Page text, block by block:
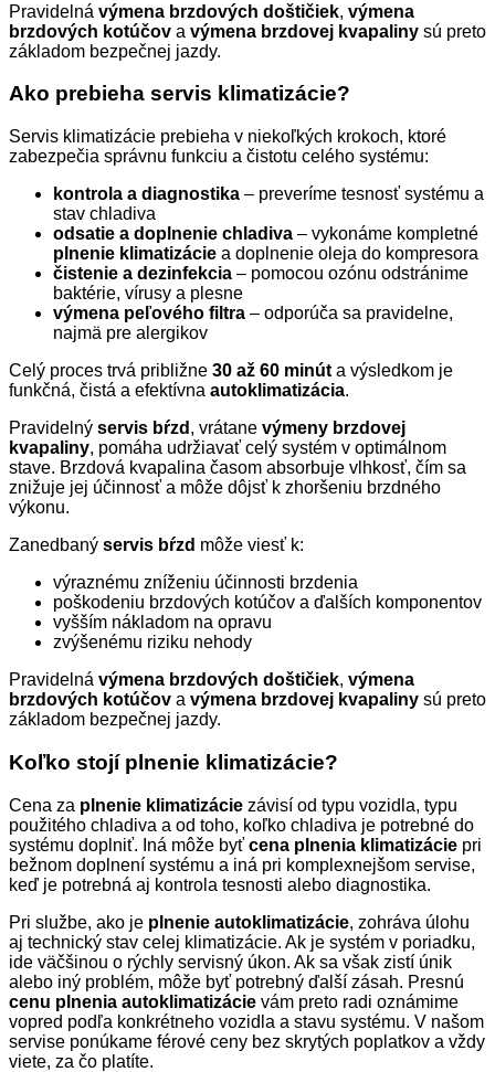
Pravidelná výmena brzdových doštičiek, výmena
brzdových kotúčov a výmena brzdovej kvapaliny sú preto
základom bezpečnej jazdy.
Ako prebieha servis klimatizácie?
Servis klimatizácie prebieha v niekoľkých krokoch, ktoré
zabezpečia správnu funkciu a čistotu celého systému:
kontrola a diagnostika – preveríme tesnosť systému a
stav chladiva
odsatie a doplnenie chladiva – vykonáme kompletné
plnenie klimatizácie a doplnenie oleja do kompresora
čistenie a dezinfekcia – pomocou ozónu odstránime
baktérie, vírusy a plesne
výmena peľového filtra – odporúča sa pravidelne,
najmä pre alergikov
Celý proces trvá približne 30 až 60 minút a výsledkom je
funkčná, čistá a efektívna autoklimatizácia.
Pravidelný servis bŕzd , vrátane výmeny brzdovej
kvapaliny, pomáha udržiavať celý systém v optimálnom
stave. Brzdová kvapalina časom absorbuje vlhkosť, čím sa
znižuje jej účinnosť a môže dôjsť k zhoršeniu brzdného
výkonu.
Zanedbaný servis bŕzd môže viesť k:
výraznému zníženiu účinnosti brzdenia
poškodeniu brzdových kotúčov a ďalších komponentov
vyšším nákladom na opravu
zvýšenému riziku nehody
Pravidelná výmena brzdových doštičiek, výmena
brzdových kotúčov a výmena brzdovej kvapaliny sú preto
základom bezpečnej jazdy.
Koľko stojí plnenie klimatizácie?
Cena za plnenie klimatizácie závisí od typu vozidla, typu
použitého chladiva a od toho, koľko chladiva je potrebné do
systému doplniť. Iná môže byť cena plnenia klimatizácie pri
bežnom doplnení systému a iná pri komplexnejšom servise,
keď je potrebná aj kontrola tesnosti alebo diagnostika.
Pri službe, ako je plnenie autoklimatizácie, zohráva úlohu
aj technický stav celej klimatizácie. Ak je systém v poriadku,
ide väčšinou o rýchly servisný úkon. Ak sa však zistí únik
alebo iný problém, môže byť potrebný ďalší zásah. Presnú
cenu plnenia autoklimatizácie vám preto radi oznámime
vopred podľa konkrétneho vozidla a stavu systému. V našom
servise ponúkame férové ceny bez skrytých poplatkov a vždy
viete, za čo platíte.